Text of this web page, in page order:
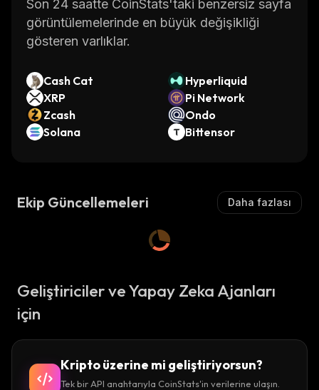
Son 24 saatte CoinStats'taki benzersiz sayfa
görüntülemelerinde en büyük değişikliği
gösteren varlıklar.
Cash Cat
Hyperliquid
XRP
Pi Network
Zcash
Ondo
Solana
Bittensor
Ekip Güncellemeleri Daha fazlası
Geliştiriciler ve Yapay Zeka Ajanları
için
Kripto üzerine mi geliştiriyorsun?
Tek bir API anahtarıyla CoinStats'in verilerine ulaşın.